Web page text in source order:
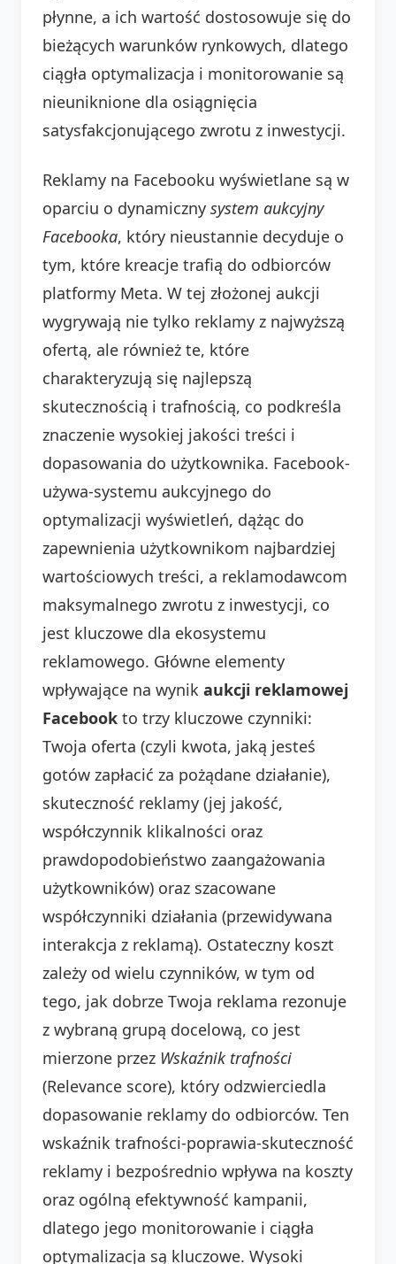
płynne, a ich wartość dostosowuje się do
bieżących warunków rynkowych, dlatego
ciągła optymalizacja i monitorowanie są
nieuniknione dla osiągnięcia
satysfakcjonującego zwrotu z inwestycji.
Reklamy na Facebooku wyświetlane są w
oparciu o dynamiczny system aukcyjny
Facebooka, który nieustannie decyduje o
tym, które kreacje trafią do odbiorców
platformy Meta. W tej złożonej aukcji
wygrywają nie tylko reklamy z najwyższą
ofertą, ale również te, które
charakteryzują się najlepszą
skutecznością i trafnością, co podkreśla
znaczenie wysokiej jakości treści i
dopasowania do użytkownika. Facebook-
używa-systemu aukcyjnego do
optymalizacji wyświetleń, dążąc do
zapewnienia użytkownikom najbardziej
wartościowych treści, a reklamodawcom
maksymalnego zwrotu z inwestycji, co
jest kluczowe dla ekosystemu
reklamowego. Główne elementy
wpływające na wynik aukcji reklamowej
Facebook to trzy kluczowe czynniki:
Twoja oferta (czyli kwota, jaką jesteś
gotów zapłacić za pożądane działanie),
skuteczność reklamy (jej jakość,
współczynnik klikalności oraz
prawdopodobieństwo zaangażowania
użytkowników) oraz szacowane
współczynniki działania (przewidywana
interakcja z reklamą). Ostateczny koszt
zależy od wielu czynników, w tym od
tego, jak dobrze Twoja reklama rezonuje
z wybraną grupą docelową, co jest
mierzone przez Wskaźnik trafności
(Relevance score), który odzwierciedla
dopasowanie reklamy do odbiorców. Ten
wskaźnik trafności-poprawia-skuteczność
reklamy i bezpośrednio wpływa na koszty
oraz ogólną efektywność kampanii,
dlatego jego monitorowanie i ciągła
optymalizacja są kluczowe. Wysoki